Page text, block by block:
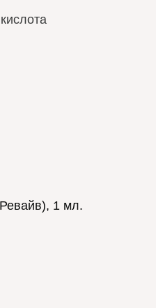
1 мл.